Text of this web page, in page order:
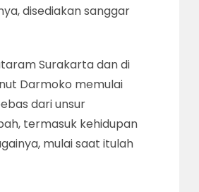
disediakan sanggar
Surakarta dan di
Darmoko memulai
dari unsur
termasuk kehidupan
mulai saat itulah